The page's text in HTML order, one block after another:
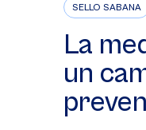
SELLO SABANA
La
un